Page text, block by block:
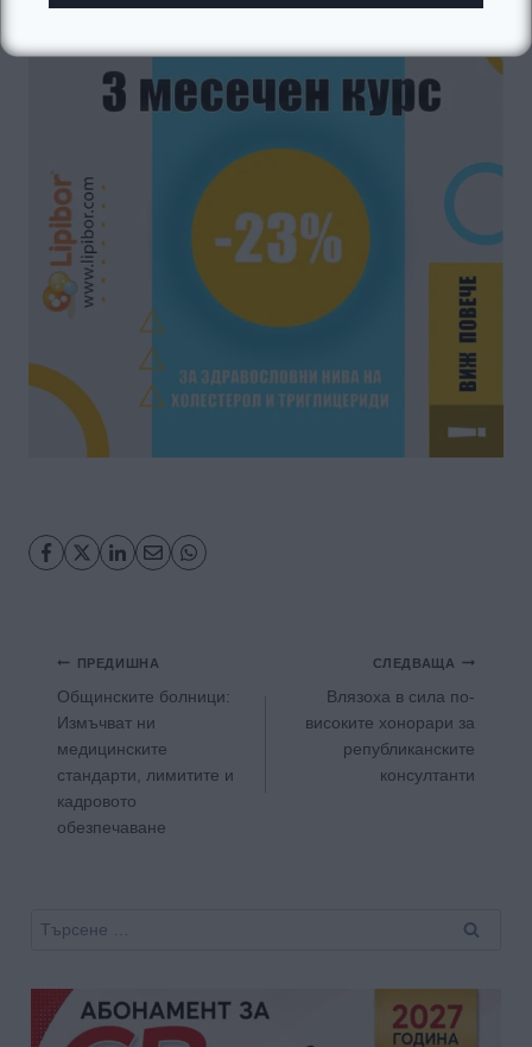
Навигация
ПРЕДИШНА
Общинските болници:
Измъчват ни
медицинските
стандарти, лимитите и
кадровото
обезпечаване
СЛЕДВАЩА
Влязоха в сила по-
високите хонорари за
републиканските
консултанти
Търсене